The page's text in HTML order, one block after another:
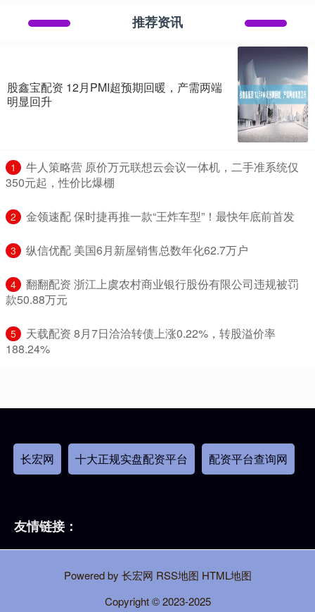
推荐资讯
股鑫宝配资 12月PMI超预期回暖，产需两端
明显回升
1
​牛人策略营 原价万元联想云会议一体机，二手准系统仅
350元起，性价比爆棚
2 ​金领速配 保时捷再推一款“王炸车型”！最快年底前首发
3 ​纵信优配 美国6月新屋销售总数年化62.7万户
4
​翻翻配资 浙江上虞农村商业银行股份有限公司违规被罚
款50.88万元
5
​天载配资 8月7日洽洽转债上涨0.22%，转股溢价率
188.24%
长宏网 十大正规实盘配资平台 配资平台查询网
友情链接：
Powered by 长宏网 RSS地图 HTML地图
Copyright© 2023-2025